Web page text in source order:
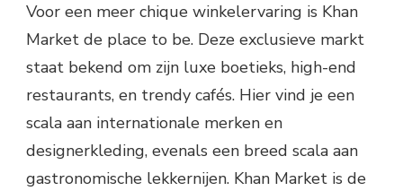
Voor een meer chique winkelervaring is Khan
Market de place to be. Deze exclusieve markt
staat bekend om zijn luxe boetieks, high-end
restaurants, en trendy cafés. Hier vind je een
scala aan internationale merken en
designerkleding, evenals een breed scala aan
gastronomische lekkernijen. Khan Market is de